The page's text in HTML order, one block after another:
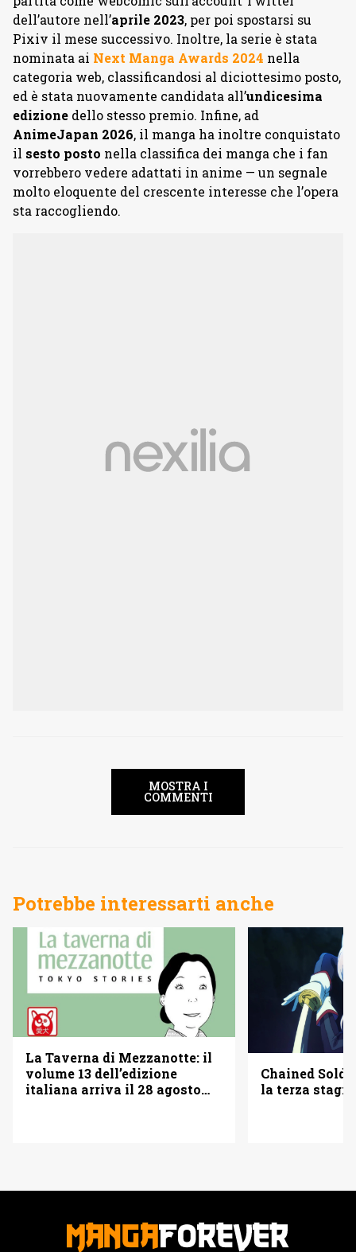
dell’autore nell’aprile 2023, per poi spostarsi su
Pixiv il mese successivo. Inoltre, la serie è stata
nominata ai Next Manga Awards 2024 nella
categoria web, classificandosi al diciottesimo posto,
ed è stata nuovamente candidata all’undicesima
edizione dello stesso premio. Infine, ad
AnimeJapan 2026, il manga ha inoltre conquistato
il sesto posto nella classifica dei manga che i fan
vorrebbero vedere adattati in anime — un segnale
molto eloquente del crescente interesse che l’opera
sta raccogliendo.
MOSTRA I
COMMENTI
Potrebbe interessarti anche
La Taverna di Mezzanotte: il
volume 13 dell’edizione
italiana arriva il 28 agosto
Chained
la terza